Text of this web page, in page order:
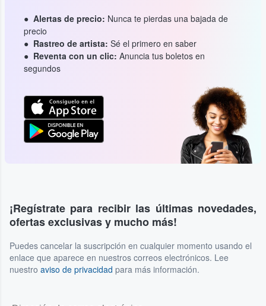
Alertas de precio: Nunca te pierdas una bajada de
precio
Rastreo de artista: Sé el primero en saber
Reventa con un clic: Anuncia tus boletos en
segundos
¡Regístrate para recibir las últimas novedades,
ofertas exclusivas y mucho más!
Puedes cancelar la suscripción en cualquier momento usando el
enlace que aparece en nuestros correos electrónicos. Lee
nuestro aviso de privacidad para más información.